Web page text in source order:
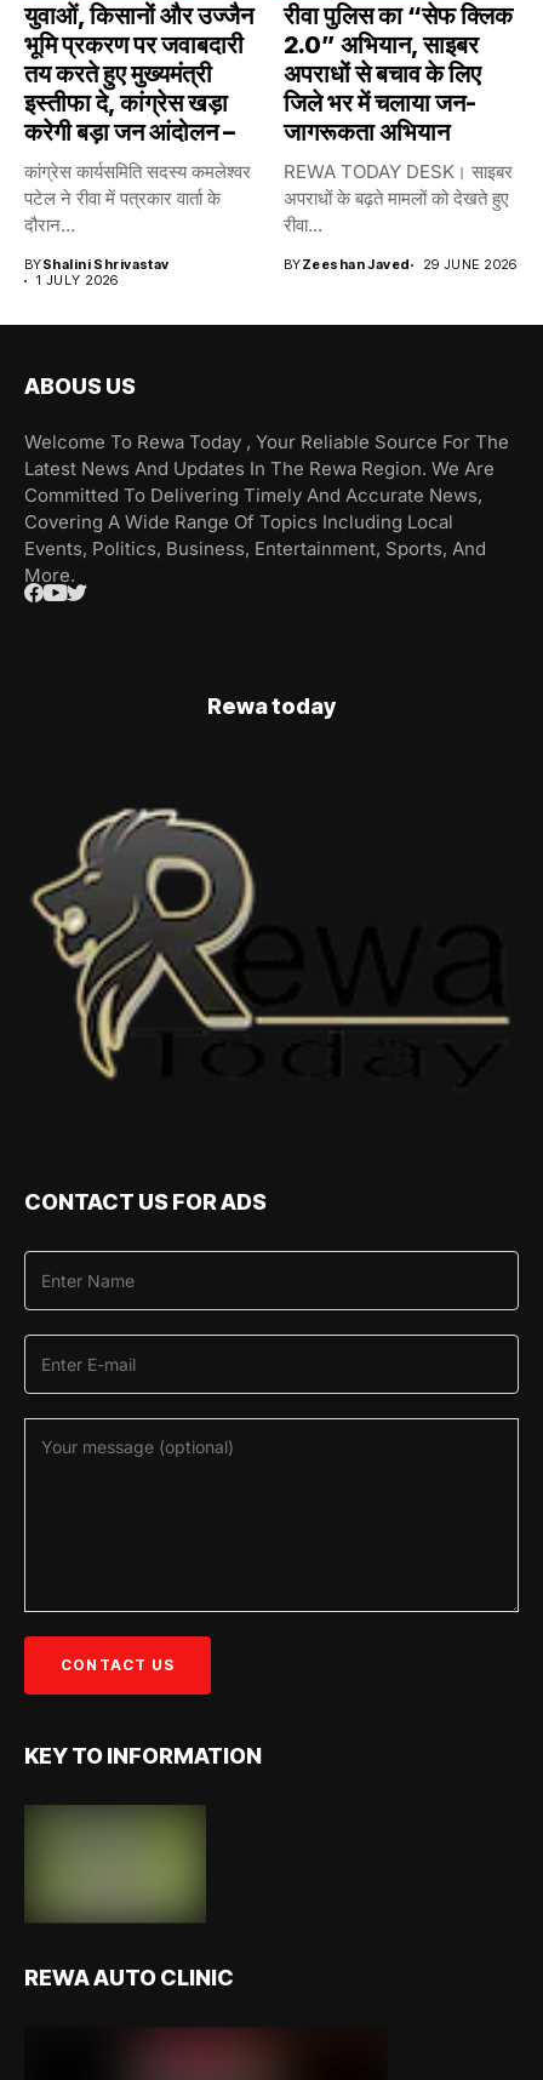
युवाओं, किसानों और उज्जैन
भूमि प्रकरण पर जवाबदारी
तय करते हुए मुख्यमंत्री
इस्तीफा दे, कांग्रेस खड़ा
करेगी बड़ा जन आंदोलन –
कांग्रेस कार्यसमिति सदस्य कमलेश्वर
पटेल ने रीवा में पत्रकार वार्ता के
दौरान...
BYShalini Shrivastav
1 JULY 2026
रीवा पुलिस का “सेफ क्लिक
2.0” अभियान, साइबर
अपराधों से बचाव के लिए
जिले भर में चलाया जन-
जागरूकता अभियान
REWA TODAY DESK। साइबर
अपराधों के बढ़ते मामलों को देखते हुए
रीवा...
BYZeeshan Javed 29 JUNE 2026
ABOUS US
Welcome To Rewa Today , Your Reliable Source For The
Latest News And Updates In The Rewa Region. We Are
Committed To Delivering Timely And Accurate News,
Covering A Wide Range Of Topics Including Local
Events, Politics, Business, Entertainment, Sports, And
More.
Rewa today
CONTACT US FOR ADS
KEY TO INFORMATION
REWA AUTO CLINIC